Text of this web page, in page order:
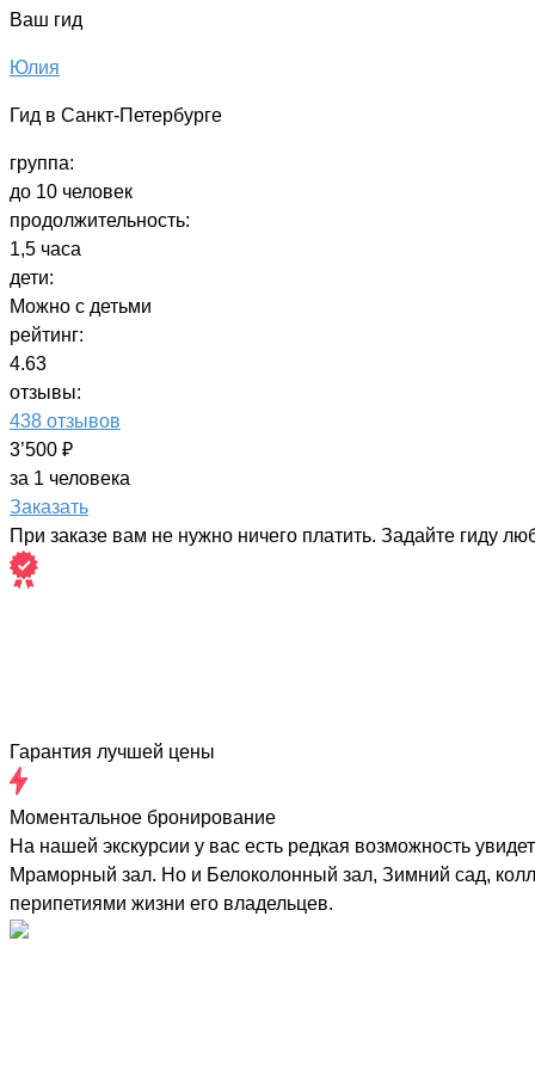
Ваш гид
Юлия
Гид в Санкт-Петербурге
группа:
до 10 человек
продолжительность:
1,5 часа
дети:
Можно с детьми
рейтинг:
4.63
отзывы:
438 отзывов
3’500 ₽
за 1 человека
Заказать
При заказе вам не нужно ничего платить. Задайте гиду
Гарантия лучшей цены
Моментальное бронирование
На нашей экскурсии у вас есть редкая возможность
Мраморный зал. Но и Белоколонный зал, Зимний сад,
перипетиями жизни его владельцев.